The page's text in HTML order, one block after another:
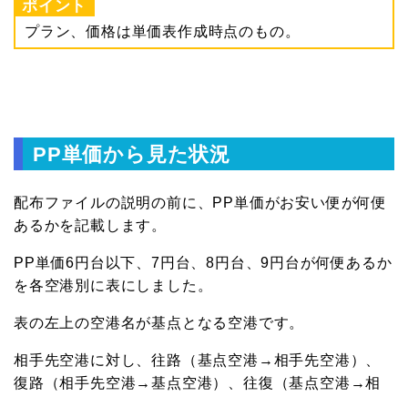
ポイント
プラン、価格は単価表作成時点のもの。
PP単価から見た状況
配布ファイルの説明の前に、PP単価がお安い便が何便
あるかを記載します。
PP単価6円台以下、7円台、8円台、9円台が何便あるか
を各空港別に表にしました。
表の左上の空港名が基点となる空港です。
相手先空港に対し、往路（基点空港→相手先空港）、
復路（相手先空港→基点空港）、往復（基点空港→相